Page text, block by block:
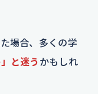
場合、多くの学
と迷う かもしれ